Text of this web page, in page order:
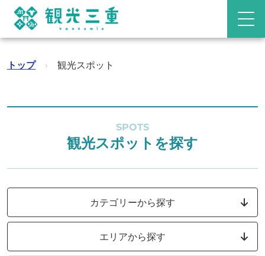
トップ › 観光スポット
SPOTS
観光スポットを探す
カテゴリーから探す
エリアから探す